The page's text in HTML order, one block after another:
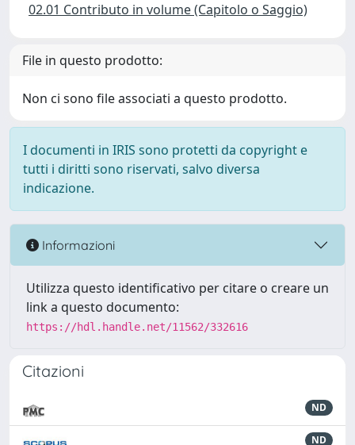
02.01 Contributo in volume (Capitolo o Saggio)
File in questo prodotto:
Non ci sono file associati a questo prodotto.
I documenti in IRIS sono protetti da copyright e
tutti i diritti sono riservati, salvo diversa
indicazione.
Informazioni
Utilizza questo identificativo per citare o creare un
link a questo documento:
https://hdl.handle.net/11562/332616
Citazioni
ND
ND